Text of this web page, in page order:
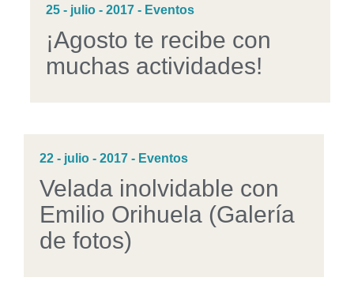
25 - julio - 2017 - Eventos
¡Agosto te recibe con
muchas actividades!
22 - julio - 2017 - Eventos
Velada inolvidable con
Emilio Orihuela (Galería
de fotos)